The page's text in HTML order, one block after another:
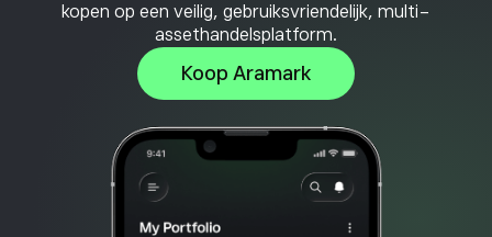
kopen op een veilig, gebruiksvriendelijk, multi-
assethandelsplatform.
Koop Aramark